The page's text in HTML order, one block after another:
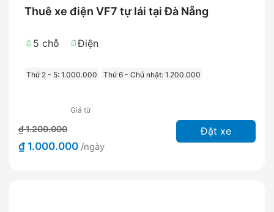
Thuê xe điện VF7 tự lái tại Đà Nẵng
5 chỗ Điện
Thứ 2 - 5: 1.000.000 Thứ 6 - Chủ nhật: 1.200.000
Giá từ
₫ 1.200.000
₫ 1.000.000 /ngày
Đặt xe